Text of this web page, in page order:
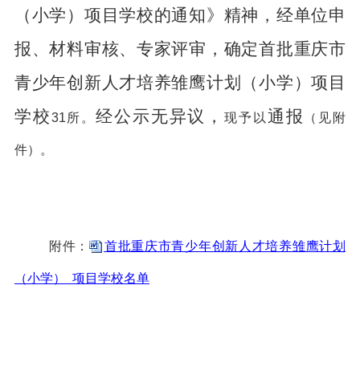
（小学）项目学校的通知》精神，经单位申
报、材料审核、专家评审，确定首批重庆市
青少年创新人才培养雏鹰计划（小学）项目
学校31 所。经公示无异议，现予以 通报 （见附
件）。
附件： 首批重庆市青少年创新人才培养雏鹰计划
（小学） 项目学校名单